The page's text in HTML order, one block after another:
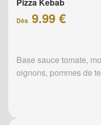
Dès 9.99 €
Base sauce tomate,
oignons, pommes de